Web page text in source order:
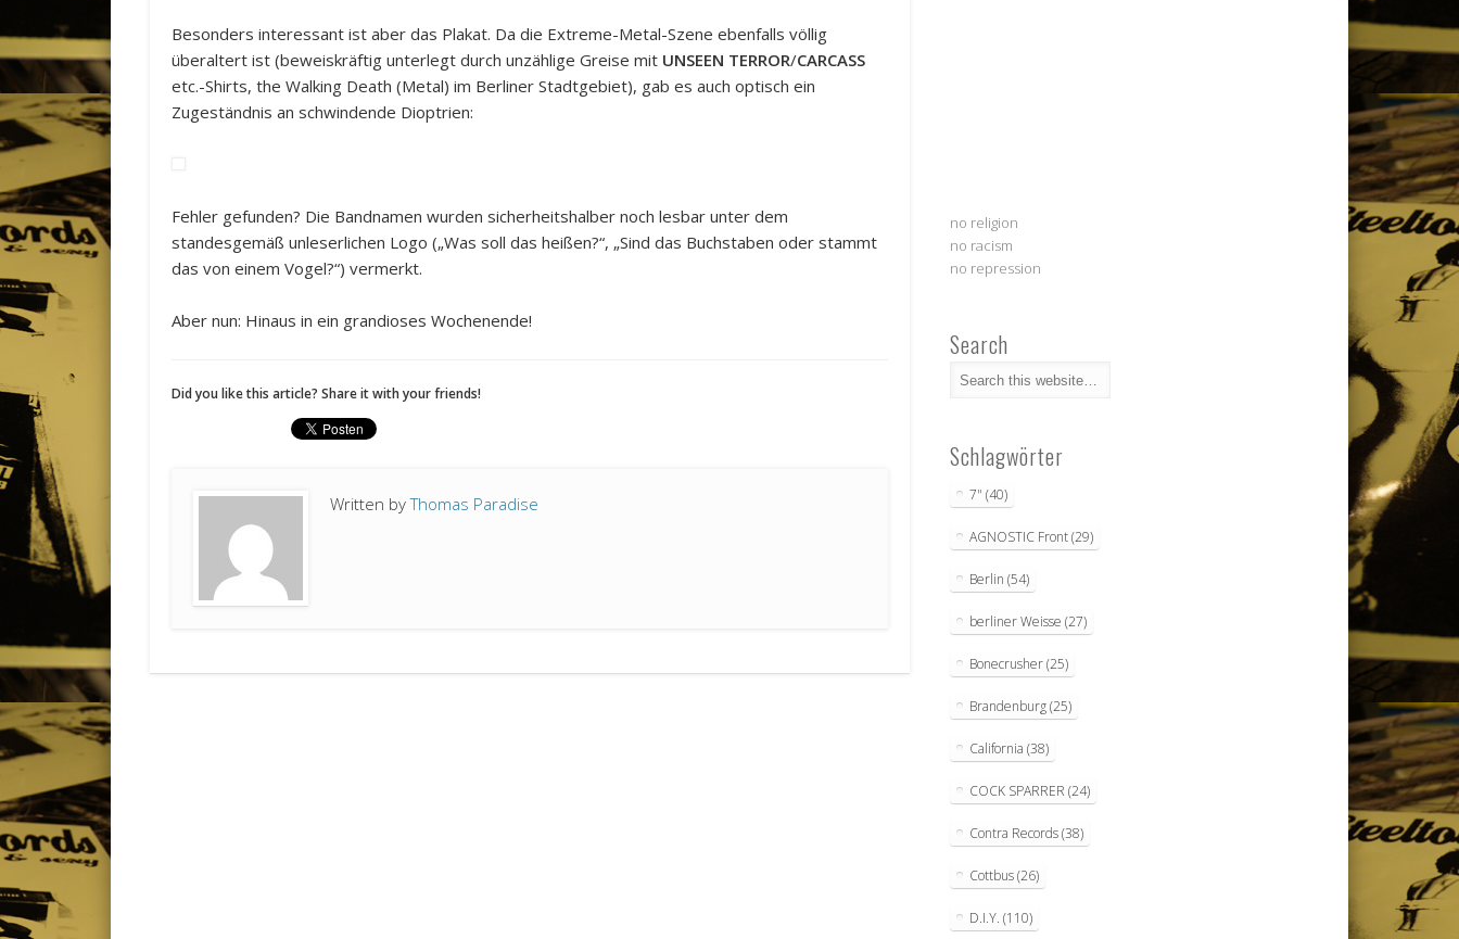
Besonders interessant ist aber das Plakat. Da die Extreme-Metal-Szene ebenfalls völlig
überaltert ist (beweiskräftig unterlegt durch unzählige Greise mit UNSEEN TERROR/CARCASS
etc.-Shirts, the Walking Death (Metal) im Berliner Stadtgebiet), gab es auch optisch ein
Zugeständnis an schwindende Dioptrien:
Fehler gefunden? Die Bandnamen wurden sicherheitshalber noch lesbar unter dem
standesgemäß unleserlichen Logo („Was soll das heißen?“, „Sind das Buchstaben oder stammt
das von einem Vogel?“) vermerkt.
Aber nun: Hinaus in ein grandioses Wochenende!
Did you like this article? Share it with your friends!
Written byThomas Paradise
no religion
no racism
no repression
Search
Schlagwörter
7" (40)
AGNOSTIC Front(29)
Berlin (54)
berliner Weisse (27)
Bonecrusher(25)
Brandenburg(25)
California (38)
COCK SPARRER (24)
Contra Records(38)
Cottbus(26)
D.I.Y. (110)